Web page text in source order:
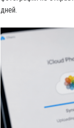
дней.